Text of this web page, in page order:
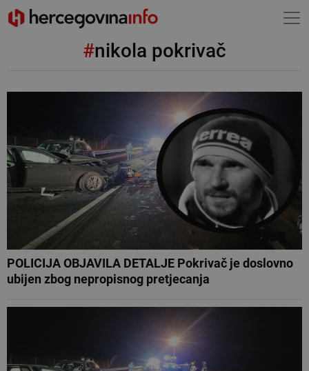
#nikola pokrivač
POLICIJA OBJAVILA DETALJE Pokrivač je doslovno
ubijen zbog nepropisnog pretjecanja